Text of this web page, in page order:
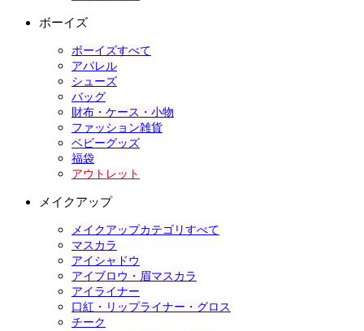
ボーイズ
ボーイズすべて
アパレル
シューズ
バッグ
財布・ケース・小物
ファッション雑貨
ベビーグッズ
福袋
アウトレット
メイクアップ
メイクアップカテゴリすべて
マスカラ
アイシャドウ
アイブロウ・眉マスカラ
アイライナー
口紅・リップライナー・グロス
チーク